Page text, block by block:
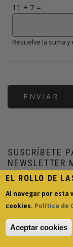
11 + 7 =
Resuelve la suma
SUSCRÍBETE
NEWSLETTER
COMPARTE!
EL ROLLO DE
Al navegar por esta
cookies. Política de
Aceptar cookies